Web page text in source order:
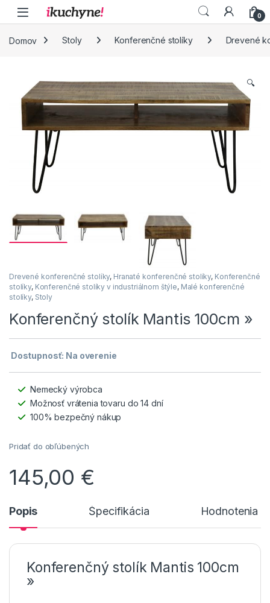
Skip to navigation
Skip to content
0
Domov Stoly Konferenčné stolíky Drevené
🔍
Drevené konferenčné stolíky, Hranaté konferenčné stolíky, Konferenčné
stolíky, Konferenčné stolíky v industriálnom štýle, Malé konferenčné
stolíky, Stoly
Konferenčný stolík Mantis 100cm »
Dostupnosť: Na overenie
Nemecký výrobca
Možnosť vrátenia tovaru do 14 dní
100% bezpečný nákup
Pridať do obľúbených
145,00 €
Popis Špecifikácia Hodnotenia
Konferenčný stolík Mantis 100cm
»